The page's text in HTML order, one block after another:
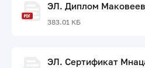
ЭЛ. Диплом
383.01 КБ
ЭЛ. Сертификат